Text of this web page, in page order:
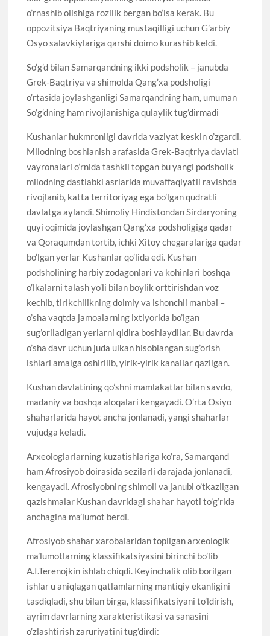
o’rnashib olishiga rozilik bergan bo’lsa kerak. Bu
oppozitsiya Baqtriyaning mustaqilligi uchun G’arbiy
Osyo salavkiylariga qarshi doimo kurashib keldi.
So’g’d bilan Samarqandning ikki podsholik – janubda
Grek-Baqtriya va shimolda Qang’xa podsholigi
o’rtasida joylashganligi Samarqandning ham, umuman
So’g’dning ham rivojlanishiga qulaylik tug’dirmadi
Kushanlar hukmronligi davrida vaziyat keskin o’zgardi.
Milodning boshlanish arafasida Grek-Baqtriya davlati
vayronalari o’rnida tashkil topgan bu yangi podsholik
milodning dastlabki asrlarida muvaffaqiyatli ravishda
rivojlanib, katta territoriyag ega bo’lgan qudratli
davlatga aylandi. Shimoliy Hindistondan Sirdaryoning
quyi oqimida joylashgan Qang’xa podsholigiga qadar
va Qoraqumdan tortib, ichki Xitoy chegaralariga qadar
bo’lgan yerlar Kushanlar qo’lida edi. Kushan
podsholining harbiy zodagonlari va kohinlari boshqa
o’lkalarni talash yo’li bilan boylik orttirishdan voz
kechib, tirikchilikning doimiy va ishonchli manbai –
o’sha vaqtda jamoalarning ixtiyorida bo’lgan
sug’oriladigan yerlarni qidira boshlaydilar. Bu davrda
o’sha davr uchun juda ulkan hisoblangan sug’orish
ishlari amalga oshirilib, yirik-yirik kanallar qazilgan.
Kushan davlatining qo’shni mamlakatlar bilan savdo,
madaniy va boshqa aloqalari kengayadi. O’rta Osiyo
shaharlarida hayot ancha jonlanadi, yangi shaharlar
vujudga keladi.
Arxeologlarlarning kuzatishlariga ko’ra, Samarqand
ham Afrosiyob doirasida sezilarli darajada jonlanadi,
kengayadi. Afrosiyobning shimoli va janubi o’tkazilgan
qazishmalar Kushan davridagi shahar hayoti to’g’rida
anchagina ma’lumot berdi.
Afrosiyob shahar xarobalaridan topilgan arxeologik
ma’lumotlarning klassifikatsiyasini birinchi bo’lib
A.I.Terenojkin ishlab chiqdi. Keyinchalik olib borilgan
ishlar u aniqlagan qatlamlarning mantiqiy ekanligini
tasdiqladi, shu bilan birga, klassifikatsiyani to’ldirish,
ayrim davrlarning xarakteristikasi va sanasini
o’zlashtirish zaruriyatini tug’dirdi: